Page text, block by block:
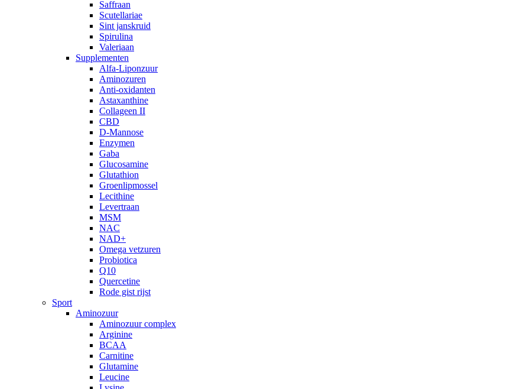
Saffraan
Scutellariae
Sint janskruid
Spirulina
Valeriaan
Supplementen
Alfa-Liponzuur
Aminozuren
Anti-oxidanten
Astaxanthine
Collageen II
CBD
D-Mannose
Enzymen
Gaba
Glucosamine
Glutathion
Groenlipmossel
Lecithine
Levertraan
MSM
NAC
NAD+
Omega vetzuren
Probiotica
Q10
Quercetine
Rode gist rijst
Sport
Aminozuur
Aminozuur complex
Arginine
BCAA
Carnitine
Glutamine
Leucine